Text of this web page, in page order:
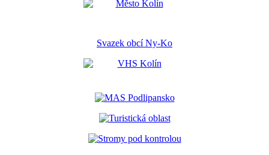
Svazek obcí Ny-Ko